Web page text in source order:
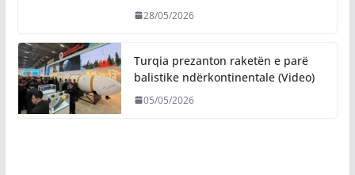
28/05/2026
Turqia prezanton raketën e parë
balistike ndërkontinentale (Video)
05/05/2026